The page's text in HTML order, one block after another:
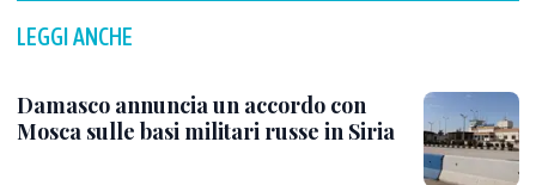
LEGGI ANCHE
Damasco annuncia un accordo con
Mosca sulle basi militari russe in Siria